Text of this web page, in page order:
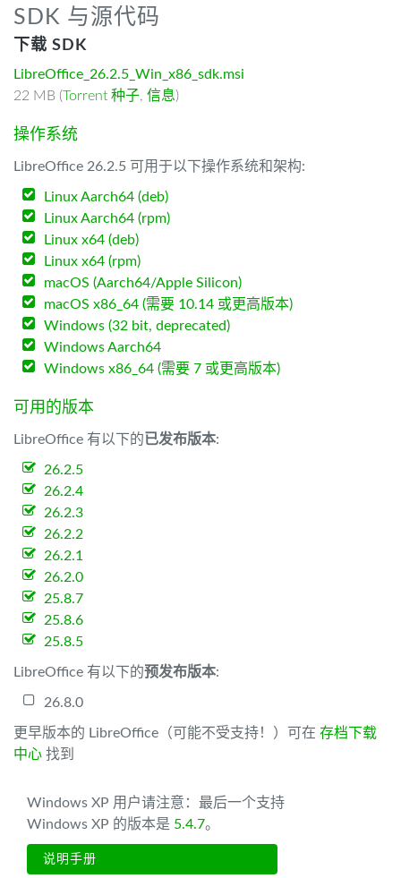
SDK 与源代码
下载 SDK
LibreOffice_26.2.5_Win_x86_sdk.msi
22 MB (Torrent 种子, 信息)
操作系统
LibreOffice 26.2.5 可用于以下操作系统和架构:
Linux Aarch64 (deb)
Linux Aarch64 (rpm)
Linux x64 (deb)
Linux x64 (rpm)
macOS (Aarch64/Apple Silicon)
macOS x86_64 (需要 10.14 或更高版本)
Windows (32 bit, deprecated)
Windows Aarch64
Windows x86_64 (需要 7 或更高版本)
可用的版本
LibreOffice 有以下的已发布版本:
26.2.5
26.2.4
26.2.3
26.2.2
26.2.1
26.2.0
25.8.7
25.8.6
25.8.5
LibreOffice 有以下的预发布版本:
26.8.0
更早版本的 LibreOffice（可能不受支持！）可在 存档下载
中心 找到
Windows XP 用户请注意：最后一个支持
Windows XP 的版本是 5.4.7。
说明手册